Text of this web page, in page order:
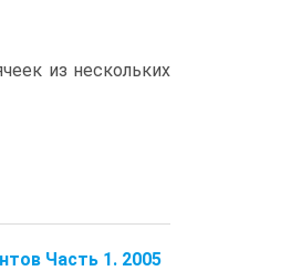
из нескольких
Часть 1. 2005